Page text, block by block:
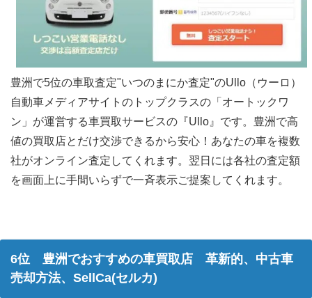
豊洲で5位の車取査定"いつのまにか査定"のUllo（ウーロ）
自動車メディアサイトのトップクラスの「オートックワ
ン」が運営する車買取サービスの『Ullo』です。豊洲で高
値の買取店とだけ交渉できるから安心！あなたの車を複数
社がオンライン査定してくれます。翌日には各社の査定額
を画面上に手間いらずで一斉表示ご提案してくれます。
6位 豊洲でおすすめの車買取店 革新的、中古車
売却方法、SellCa(セルカ)